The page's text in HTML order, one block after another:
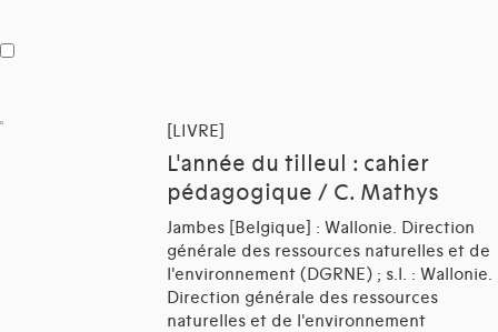
[LIVRE]
L'année du tilleul : cahier
pédagogique / C. Mathys
Jambes [Belgique] : Wallonie. Direction
générale des ressources naturelles et de
l'environnement (DGRNE) ; s.l. : Wallonie.
Direction générale des ressources
naturelles et de l'environnement